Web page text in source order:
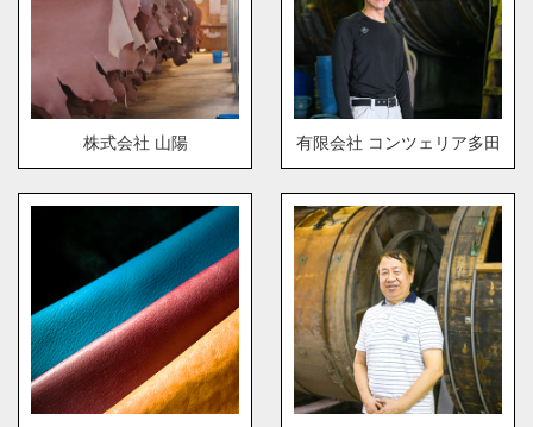
株式会社 山陽 有限会社 コンツェリア多田